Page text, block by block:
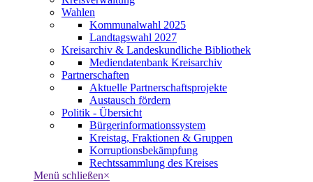
Wahlen
Kommunalwahl 2025
Landtagswahl 2027
Kreisarchiv & Landeskundliche Bibliothek
Mediendatenbank Kreisarchiv
Partnerschaften
Aktuelle Partnerschaftsprojekte
Austausch fördern
Politik - Übersicht
Bürgerinformationssystem
Kreistag, Fraktionen & Gruppen
Korruptionsbekämpfung
Rechtssammlung des Kreises
Menü schließen×